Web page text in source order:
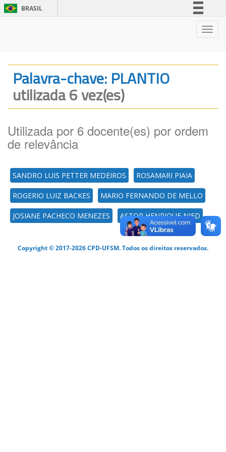
BRASIL
Legislação
Palavra-chave: PLANTIO
utilizada 6 vez(es)
Utilizada por 6 docente(es) por ordem
de relevância
SANDRO LUIS PETTER MEDEIROS ROSAMARI PIAIA
ROGERIO LUIZ BACKES MARIO FERNANDO DE MELLO
JOSIANE PACHECO MENEZES ASTOR HENRIQUE NIED
Copyright © 2017-2026 CPD-UFSM. Todos os direitos reservados.